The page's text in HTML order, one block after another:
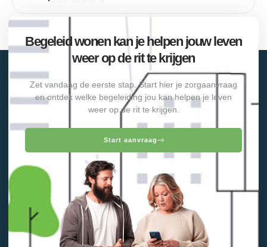
Begeleid wonen kan je helpen jouw leven
weer op de rit te krijgen
Zet vandaag de eerste stap. Start hier je zorgaanvraag
en ontdek welke begeleiding jou kan helpen je leven
weer op de rit te krijgen.
Start aanvraag